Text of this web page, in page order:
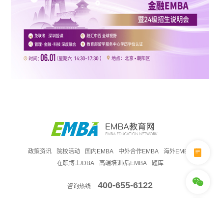
政策资讯 院校活动 国内EMBA 中外合作EMBA
海外EMBA
在职博士/DBA
高端培训/后EMBA 题库
咨询热线 400-655-6122